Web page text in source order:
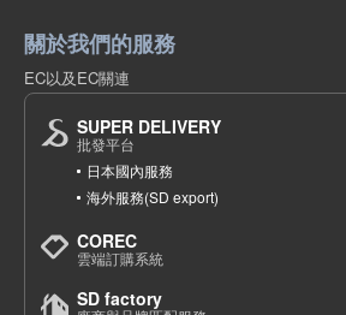
關於我們的服務
EC以及EC關連
SUPER DELIVERY
批發平台
日本國內服務
海外服務(SD export)
COREC
雲端訂購系統
SD factory